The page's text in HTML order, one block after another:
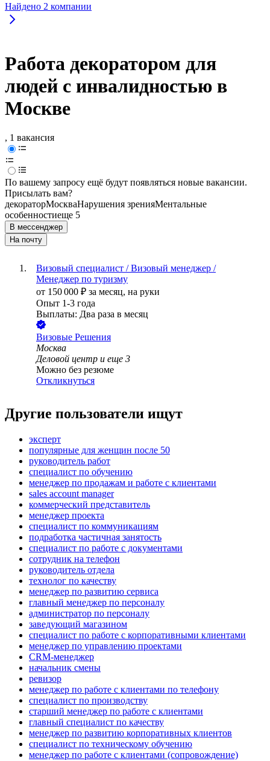
Найдено 2 компании
Работа декоратором для
людей с инвалидностью в
Москве
, 1 вакансия
По вашему запросу ещё будут появляться новые вакансии.
Присылать вам?
декораторМоскваНарушения зренияМентальные
особенностиеще 5
В мессенджер
На почту
Визовый специалист / Визовый менеджер /
Менеджер по туризму
от 150 000 ₽ за месяц, на руки
Опыт 1-3 года
Выплаты: Два раза в месяц
Визовые Решения
Москва
Деловой центр и еще 3
Можно без резюме
Откликнуться
Другие пользователи ищут
эксперт
популярные для женщин после 50
руководитель работ
специалист по обучению
менеджер по продажам и работе с клиентами
sales account manager
коммерческий представитель
менеджер проекта
специалист по коммуникациям
подработка частичная занятость
специалист по работе с документами
сотрудник на телефон
руководитель отдела
технолог по качеству
менеджер по развитию сервиса
главный менеджер по персоналу
администратор по персоналу
заведующий магазином
специалист по работе с корпоративными клиентами
менеджер по управлению проектами
CRM-менеджер
начальник смены
ревизор
менеджер по работе с клиентами по телефону
специалист по производству
старший менеджер по работе с клиентами
главный специалист по качеству
менеджер по развитию корпоративных клиентов
специалист по техническому обучению
менеджер по работе с клиентами (сопровождение)